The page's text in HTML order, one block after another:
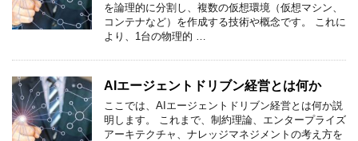
を論理的に分割し、複数の仮想環境（仮想マシン、
コンテナなど）を作成する技術や概念です。 これに
より、1台の物理的 …
AIエージェントドリブン経営とは何か
ここでは、AIエージェントドリブン経営とは何か説
明します。 これまで、制約理論、エンタープライズ
アーキテクチャ、ナレッジマネジメントの考え方を